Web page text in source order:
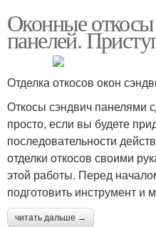
Оконные откосы
панелей.
Отделка откосов окон
Откосы сэндвич панелями
просто, если вы будете
последовательности
отделки откосов своими
этой работы. Перед
подготовить инструмент
читать дальше →